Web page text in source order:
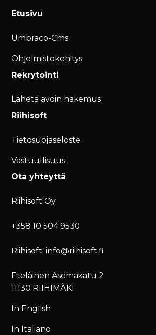
Etusivu
Umbraco-Cms
Ohjelmistokehitys
Rekrytointi
Lähetä avoin hakemus
Riihisoft
Tietosuojaseloste
Vastuullisuus
Ota yhteyttä
Riihisoft Oy
+358 10 504 9530
Riihisoft: info@riihisoft.fi
Eteläinen Asemakatu 2
11130 RIIHIMÄKI
In English
In Italiano